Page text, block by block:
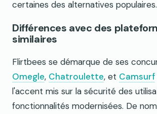
certaines des alternatives populaires.
Différences avec des
similaires
Flirtbees se démarque de ses
Omegle, Chatroulette, et Camsurf
l'accent mis sur la sécurité des
fonctionnalités modernisées. De